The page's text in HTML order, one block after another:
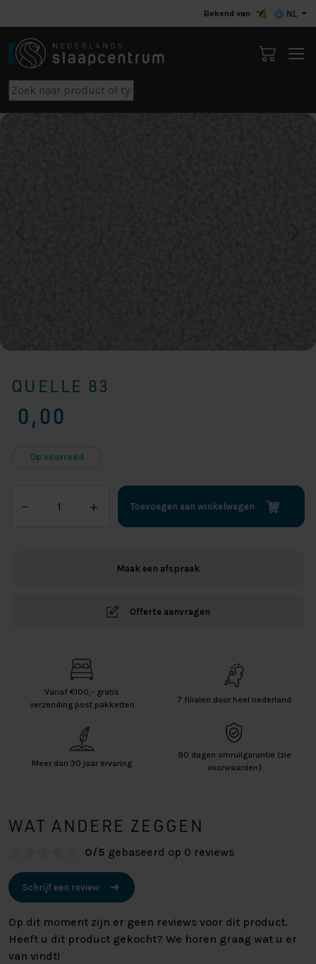
Bekend van NL
QUELLE 83
0,00
Op voorraad
–
83
+ Toevoegen aan winkelwagen
Maak een afspraak
Offerte aanvragen
Vanaf €100,- gratis
verzending post pakketten
7 filialen door heel nederland
Meer dan 30 jaar ervaring
90 dagen omruilgarantie (zie
voorwaarden)
WAT ANDERE ZEGGEN
0/5 gebaseerd op 0 reviews
Schrijf een review
Op dit moment zijn er geen reviews voor dit product.
Heeft u dit product gekocht? We horen graag wat u er
van vindt!